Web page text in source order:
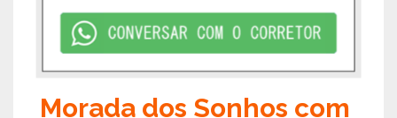
Morada dos Sonhos com